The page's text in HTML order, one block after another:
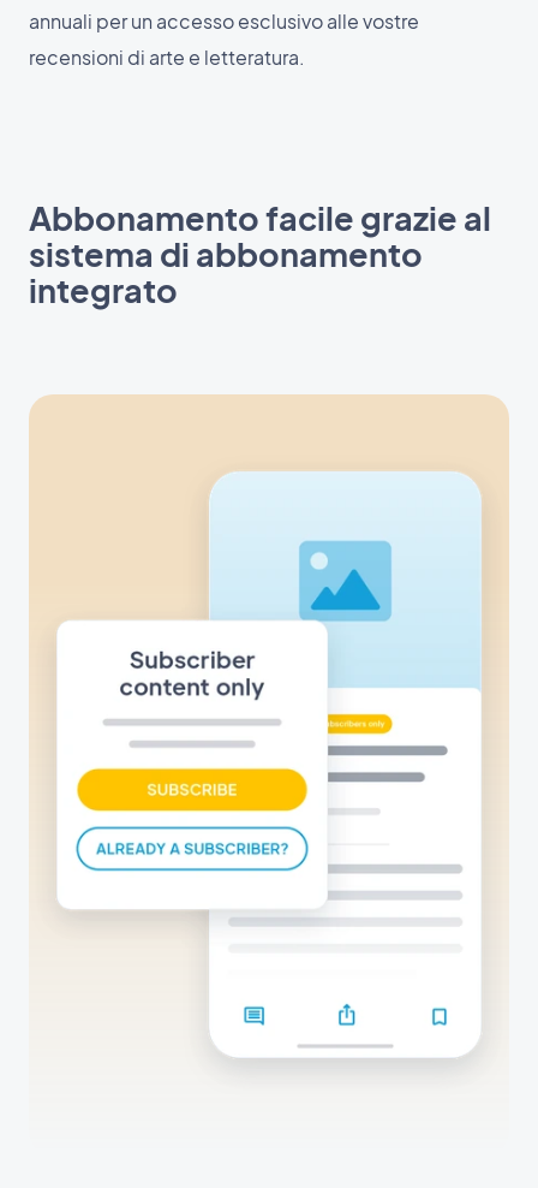
annuali per un accesso esclusivo alle vostre
recensioni di arte e letteratura.
Abbonamento facile grazie al
sistema di abbonamento
integrato